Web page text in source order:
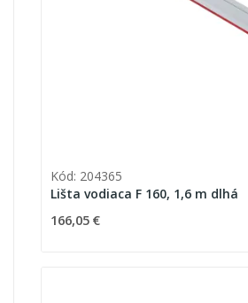
Kód: 204365
Lišta vodiaca F 160, 1,6 m dlhá
166,05 €